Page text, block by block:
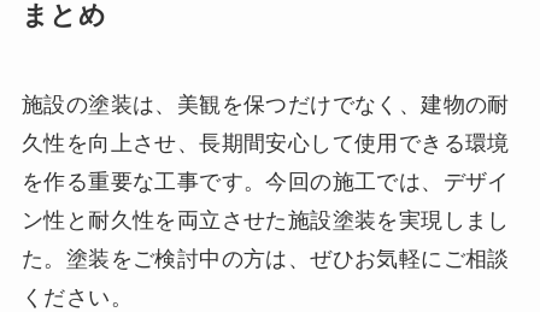
まとめ
施設の塗装は、美観を保つだけでなく、建物の耐
久性を向上させ、長期間安心して使用できる環境
を作る重要な工事です。今回の施工では、デザイ
ン性と耐久性を両立させた施設塗装を実現しまし
た。塗装をご検討中の方は、ぜひお気軽にご相談
ください。